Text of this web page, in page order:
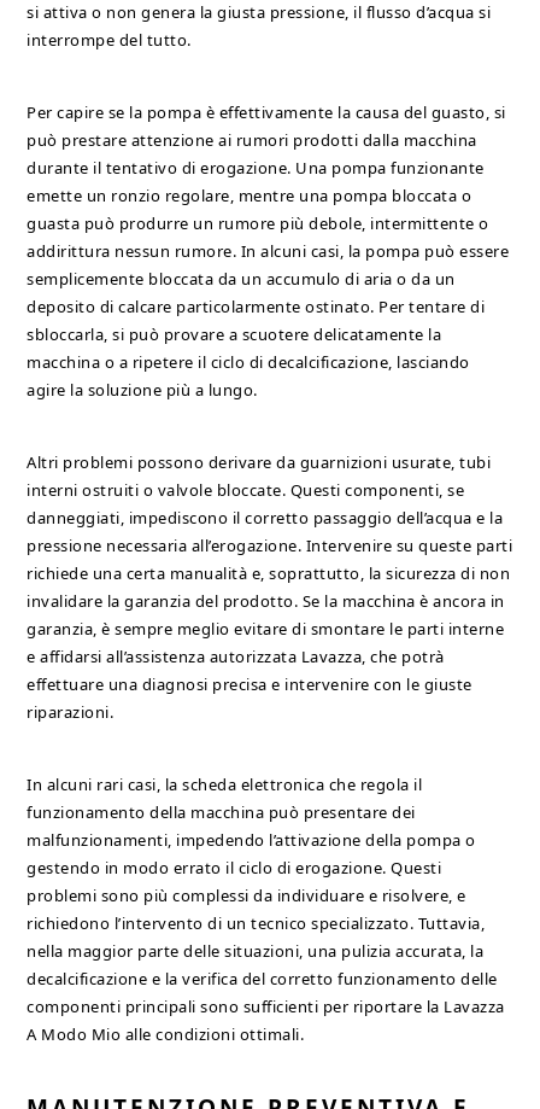
si attiva o non genera la giusta pressione, il flusso d’acqua si
interrompe del tutto.
Per capire se la pompa è effettivamente la causa del guasto, si
può prestare attenzione ai rumori prodotti dalla macchina
durante il tentativo di erogazione. Una pompa funzionante
emette un ronzio regolare, mentre una pompa bloccata o
guasta può produrre un rumore più debole, intermittente o
addirittura nessun rumore. In alcuni casi, la pompa può essere
semplicemente bloccata da un accumulo di aria o da un
deposito di calcare particolarmente ostinato. Per tentare di
sbloccarla, si può provare a scuotere delicatamente la
macchina o a ripetere il ciclo di decalcificazione, lasciando
agire la soluzione più a lungo.
Altri problemi possono derivare da guarnizioni usurate, tubi
interni ostruiti o valvole bloccate. Questi componenti, se
danneggiati, impediscono il corretto passaggio dell’acqua e la
pressione necessaria all’erogazione. Intervenire su queste parti
richiede una certa manualità e, soprattutto, la sicurezza di non
invalidare la garanzia del prodotto. Se la macchina è ancora in
garanzia, è sempre meglio evitare di smontare le parti interne
e affidarsi all’assistenza autorizzata Lavazza, che potrà
effettuare una diagnosi precisa e intervenire con le giuste
riparazioni.
In alcuni rari casi, la scheda elettronica che regola il
funzionamento della macchina può presentare dei
malfunzionamenti, impedendo l’attivazione della pompa o
gestendo in modo errato il ciclo di erogazione. Questi
problemi sono più complessi da individuare e risolvere, e
richiedono l’intervento di un tecnico specializzato. Tuttavia,
nella maggior parte delle situazioni, una pulizia accurata, la
decalcificazione e la verifica del corretto funzionamento delle
componenti principali sono sufficienti per riportare la Lavazza
A Modo Mio alle condizioni ottimali.